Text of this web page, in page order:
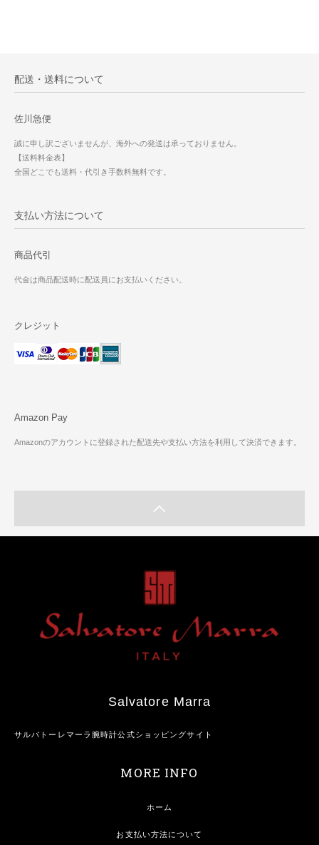
配送・送料について
佐川急便
誠に申し訳ございませんが、海外への発送は承っておりません。
【送料料金表】
全国どこでも送料・代引き手数料無料です。
支払い方法について
商品代引
代金は商品配送時に配送員にお支払いください。
クレジット
Amazon Pay
Amazonのアカウントに登録された配送先や支払い方法を利用して決済できます。
Salvatore Marra
サルバトーレマーラ腕時計公式ショッピングサイト
MORE INFO
ホーム
お支払い方法について